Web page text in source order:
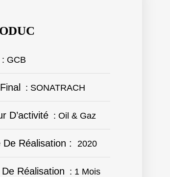
: GCB
: SONATRACH
D’activité : Oil & Gaz
De Réalisation : 2020
Réalisation : 1 Mois